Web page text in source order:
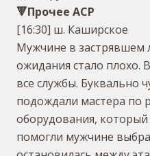
🔻Прочее АСР
[16:30] ш. Каширское
Мужчине в застрявшем
ожидания стало плохо.
все службы. Буквально
подождали мастера по
оборудования,
помогли мужчине